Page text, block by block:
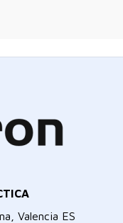
Valencia ES